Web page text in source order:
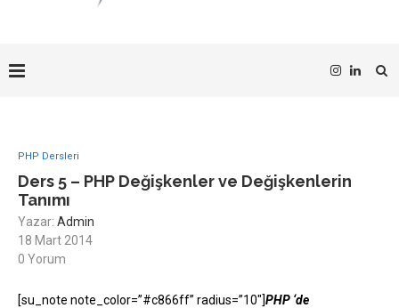
PHP Dersleri
Ders 5 – PHP Değişkenler ve Değişkenlerin
Tanımı
Yazar: Admin
18 Mart 2014
0 Yorum
[su_note note_color=”#c866ff” radius=”10″]PHP ‘de